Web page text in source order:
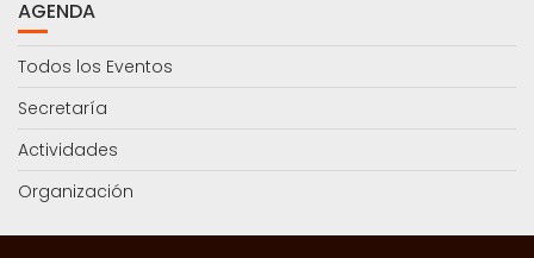
AGENDA
Todos los Eventos
Secretaría
Actividades
Organización